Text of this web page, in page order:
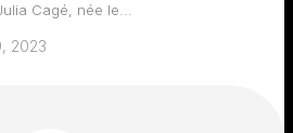
Cagé, née le...
2023